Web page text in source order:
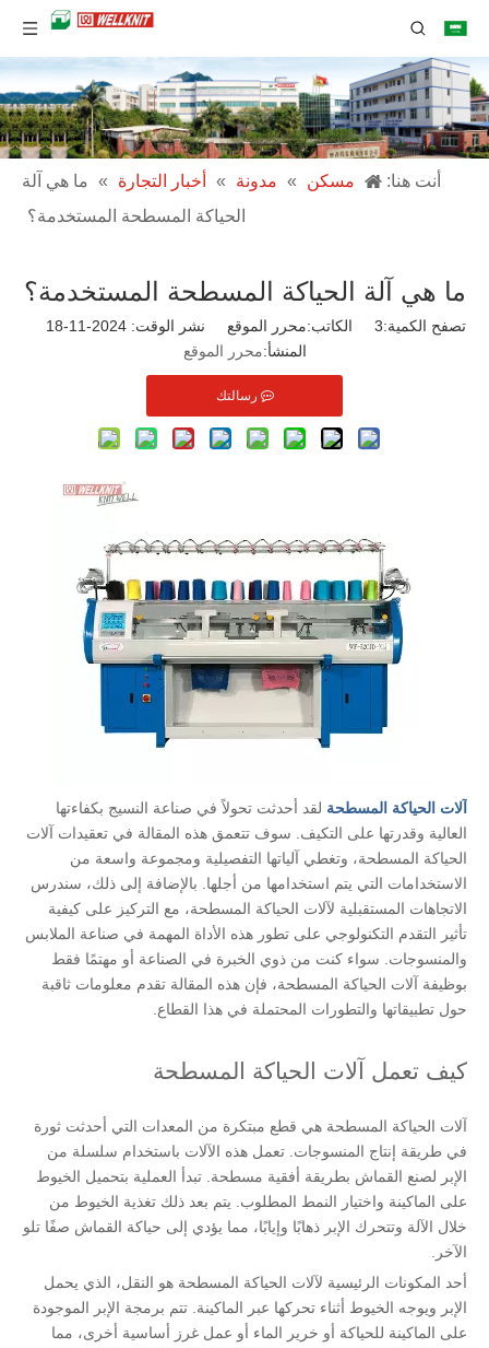
أنت هنا: مسكن » مدونة » أخبار التجارة » ما هي آلة
الحياكة المسطحة المستخدمة؟
ما هي آلة الحياكة المسطحة المستخدمة؟
تصفح الكمية:3
المنشأ:محرر الموقع
رسالتك
آلات الحياكة المسطحة لقد أحدثت تحولاً في صناعة النسيج بكفاءتها
العالية وقدرتها على التكيف. سوف تتعمق هذه المقالة في تعقيدات آلات
الحياكة المسطحة، وتغطي آلياتها التفصيلية ومجموعة واسعة من
الاستخدامات التي يتم استخدامها من أجلها. بالإضافة إلى ذلك، سندرس
الاتجاهات المستقبلية لآلات الحياكة المسطحة، مع التركيز على كيفية
تأثير التقدم التكنولوجي على تطور هذه الأداة المهمة في صناعة الملابس
والمنسوجات. سواء كنت من ذوي الخبرة في الصناعة أو مهتمًا فقط
بوظيفة آلات الحياكة المسطحة، فإن هذه المقالة تقدم معلومات ثاقبة
حول تطبيقاتها والتطورات المحتملة في هذا القطاع.
كيف تعمل آلات الحياكة المسطحة
آلات الحياكة المسطحة هي قطع مبتكرة من المعدات التي أحدثت ثورة
في طريقة إنتاج المنسوجات. تعمل هذه الآلات باستخدام سلسلة من
الإبر لصنع القماش بطريقة أفقية مسطحة. تبدأ العملية بتحميل الخيوط
على الماكينة واختيار النمط المطلوب. يتم بعد ذلك تغذية الخيوط من
خلال الآلة وتتحرك الإبر ذهابًا وإيابًا، مما يؤدي إلى حياكة القماش صفًا تلو
الآخر.
أحد المكونات الرئيسية لآلات الحياكة المسطحة هو النقل، الذي يحمل
الإبر ويوجه الخيوط أثناء تحركها عبر الماكينة. تتم برمجة الإبر الموجودة
على الماكينة للحياكة أو خرير الماء أو عمل غرز أساسية أخرى، مما